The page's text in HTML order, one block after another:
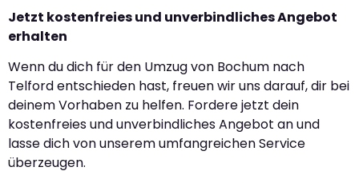
Jetzt kostenfreies und unverbindliches Angebot
erhalten
Wenn du dich für den Umzug von Bochum nach
Telford entschieden hast, freuen wir uns darauf, dir bei
deinem Vorhaben zu helfen. Fordere jetzt dein
kostenfreies und unverbindliches Angebot an und
lasse dich von unserem umfangreichen Service
überzeugen.